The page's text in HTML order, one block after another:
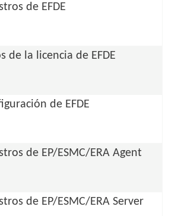
de EFDE
de la licencia de EFDE
de EFDE
de EP/ESMC/ERA Agent
de EP/ESMC/ERA Server